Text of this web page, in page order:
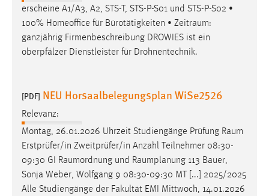
erscheine A1/A3, A2, STS-T, STS-P-S01 und STS-P-S02 •
100% Homeoffice für Bürotätigkeiten • Zeitraum:
ganzjährig Firmenbeschreibung DROWIES ist ein
oberpfälzer Dienstleister für Drohnentechnik.
[PDF] NEU Horsaalbelegungsplan WiSe2526
Relevanz:
Montag, 26.01.2026 Uhrzeit Studiengänge Prüfung Raum
Erstprüfer/in Zweitprüfer/in Anzahl Teilnehmer 08:30-
09:30 GI Raumordnung und Raumplanung 113 Bauer,
Sonja Weber, Wolfgang 9 08:30-09:30 MT [...] 2025/2025
Alle Studiengänge der Fakultät EMI Mittwoch, 14.01.2026